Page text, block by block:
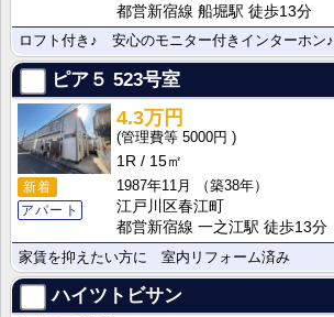
都営新宿線 船堀駅 徒歩13分
ロフト付き♪ 安心のモニター付きインターホン♪
ピア５ 523号室
新着
アパート
4.3万円
5000円
1R
15㎡
1987年11月
（築38年）
江戸川区春江町
都営新宿線 一之江駅 徒歩13分
家賃を抑えたい方に 室内リフォーム済み
ハイツトビサン